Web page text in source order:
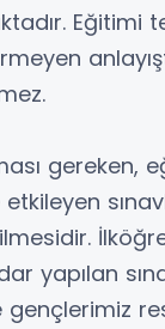
Eğitimi
gereken,
yapılan
gençlerimiz